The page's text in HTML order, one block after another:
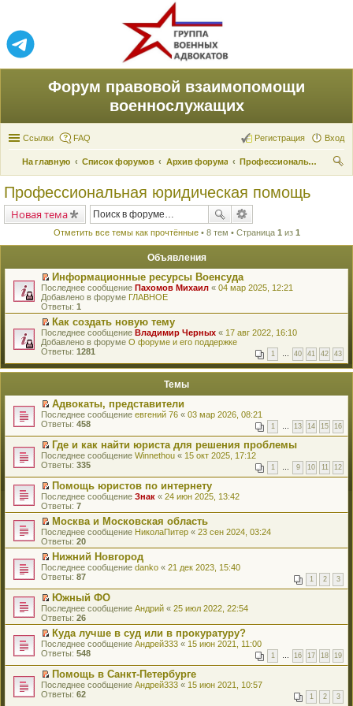
Форум правовой взаимопомощи
военнослужащих
Ссылки FAQ Вход
Регистрация
На главную Список форумов Архив форума
Профессиональная юридическая помощь
Профессиональная юридическая помощь
Новая тема
Отметить все темы как прочтённые• 8 тем • Страница 1 из 1
Объявления
П
е
р
е
й
т
и
к
е
о
м
у
н
е
р
о
и
т
а
н
н
о
м
у
с
о
о
б
щ
е
н
и
ю
Информационные ресурсы Военсуда
Последнее сообщение Пахомов Михаил « 04 мар 2025, 12:21
Добавлено в форуме ГЛАВНОЕ
Ответы: 1
П
е
р
й
к
п
е
р
в
о
м
у
е
п
р
о
ч
и
т
а
н
н
о
у
с
о
о
б
щ
е
и
ю
Как создать новую тему
Последнее сообщение Владимир Черных « 17 авг 2022, 16:10
Добавлено в форуме О форуме и его поддержке
Ответы: 1281 1 … 40 41 42 43
Темы
П
е
е
й
т
и
к
п
е
р
в
о
м
у
н
е
п
р
о
ч
и
т
а
н
н
о
м
у
с
о
Адвокаты, представители
Последнее сообщение евгений 76 « 03 мар 2026, 08:21
Ответы: 458 1 … 13 14 15 16
П
е
е
й
т
и
к
п
е
р
в
о
м
н
е
п
р
о
ч
и
а
н
н
о
Где и как найти юриста для решения проблемы
Последнее сообщение Winnethou « 15 окт 2025, 17:12
Ответы: 335 1 … 9 10 11 12
П
е
р
е
й
т
и
к
п
е
р
в
о
м
у
н
е
п
р
о
ч
и
Помощь юристов по интернету
Последнее сообщение Знак « 24 июн 2025, 13:42
Ответы: 7
П
е
р
е
й
т
к
п
е
р
в
о
м
н
е
п
р
Москва и Московская область
Последнее сообщение НиколаПитер « 23 сен 2024, 03:24
Ответы: 20
П
е
е
й
т
и
к
п
е
р
в
о
м
у
Нижний Новгород
Последнее сообщение danko « 21 дек 2023, 15:40
Ответы: 87 1 2 3
П
е
р
е
й
т
к
п
е
р
Южный ФО
Последнее сообщение Андрий « 25 июл 2022, 22:54
Ответы: 26
П
е
е
й
т
и
Куда лучше в суд или в прокуратуру?
Последнее сообщение Андрей333 « 15 июн 2021, 11:00
Ответы: 548 1 … 16 17 18 19
П
е
Помощь в Санкт-Петербурге
Последнее сообщение Андрей333 « 15 июн 2021, 10:57
Ответы: 62 1 2 3